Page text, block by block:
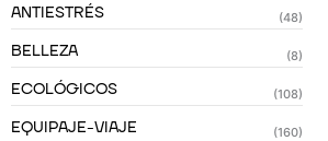
ANTIESTRÉS (48)
BELLEZA (8)
ECOLÓGICOS (108)
EQUIPAJE-VIAJE (160)